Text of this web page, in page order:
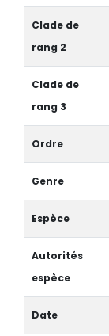
Clade de
rang 2
Clade de
rang 3
Ordre
Genre
Espèce
Autorités
espèce
Date